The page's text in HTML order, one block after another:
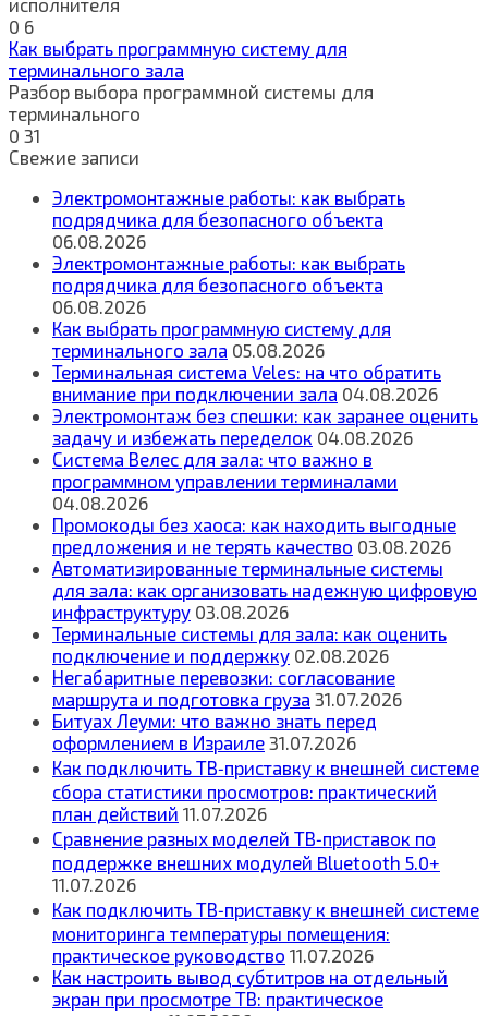
исполнителя
0 6
Как выбрать программную систему для
терминального зала
Разбор выбора программной системы для
терминального
0 31
Свежие записи
Электромонтажные работы: как выбрать
подрядчика для безопасного объекта
06.08.2026
Электромонтажные работы: как выбрать
подрядчика для безопасного объекта
06.08.2026
Как выбрать программную систему для
терминального зала 05.08.2026
Терминальная система Veles: на что обратить
внимание при подключении зала 04.08.2026
Электромонтаж без спешки: как заранее оценить
задачу и избежать переделок 04.08.2026
Система Велес для зала: что важно в
программном управлении терминалами
04.08.2026
Промокоды без хаоса: как находить выгодные
предложения и не терять качество 03.08.2026
Автоматизированные терминальные системы
для зала: как организовать надежную цифровую
инфраструктуру 03.08.2026
Терминальные системы для зала: как оценить
подключение и поддержку 02.08.2026
Негабаритные перевозки: согласование
маршрута и подготовка груза 31.07.2026
Битуах Леуми: что важно знать перед
оформлением в Израиле 31.07.2026
Как подключить ТВ‑приставку к внешней системе
сбора статистики просмотров: практический
план действий 11.07.2026
Сравнение разных моделей ТВ‑приставок по
поддержке внешних модулей Bluetooth 5.0+
11.07.2026
Как подключить ТВ‑приставку к внешней системе
мониторинга температуры помещения:
практическое руководство 11.07.2026
Как настроить вывод субтитров на отдельный
экран при просмотре ТВ: практическое